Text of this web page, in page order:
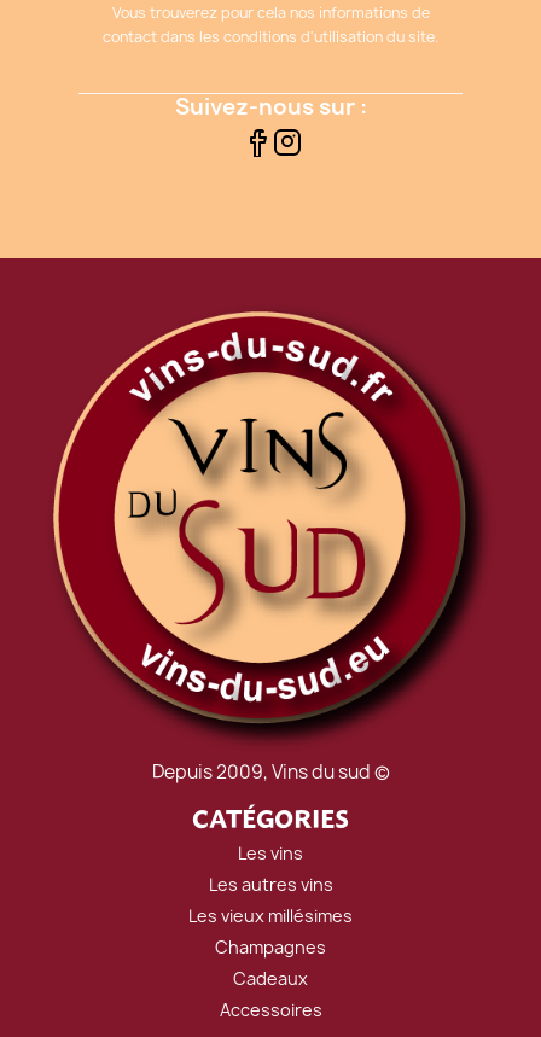
Vous trouverez pour cela nos informations de
contact dans les conditions d'utilisation du site.
Suivez-nous sur :
Depuis 2009, Vins du sud ©
CATÉGORIES
Les vins
Les autres vins
Les vieux millésimes
Champagnes
Cadeaux
Accessoires